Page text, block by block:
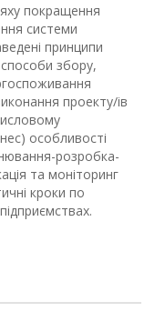
покращення
системи
принципи
збору,
проекту/ів
особливості
розробка-
та моніторинг
кроки по